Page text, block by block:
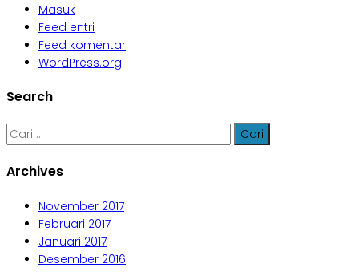
Masuk
Feed entri
Feed komentar
WordPress.org
Search
Cari
untuk:
Archives
November 2017
Februari 2017
Januari 2017
Desember 2016